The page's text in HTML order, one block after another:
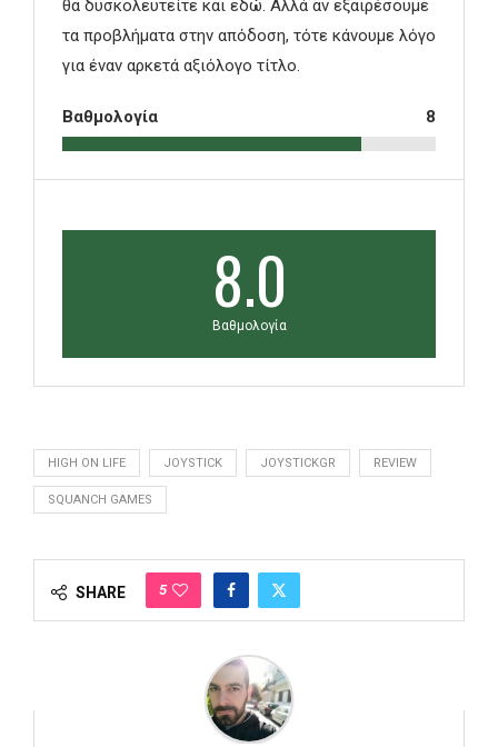
θα δυσκολευτείτε και εδώ. Αλλά αν εξαιρέσουμε
τα προβλήματα στην απόδοση, τότε κάνουμε λόγο
για έναν αρκετά αξιόλογο τίτλο.
Βαθμολογία 8
8.0
Βαθμολογία
HIGH ON LIFE JOYSTICK JOYSTICKGR REVIEW
SQUANCH GAMES
SHARE 5